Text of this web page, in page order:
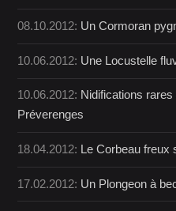
08.10.2012: Un Cormoran
10.06.2012: Une Locustelle
10.06.2012: Nidifications
Préverenges
18.04.2012: Le Corbeau freux
17.02.2012: Un Plongeon à